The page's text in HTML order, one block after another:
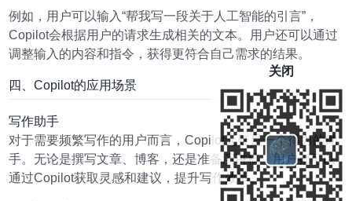
例如，用户可以输入“帮我写一段关于人工智能的引言”，
Copilot会根据用户的请求生成相关的文本。用户还可以通过
调整输入的内容和指令，获得更符合自己需求的结果。
四、Copilot的应用场景
写作助手
对于需要频繁写作的用户而言，Copilot无疑是一个得力的助
手。无论是撰写文章、博客，还是准备演讲稿，用户都可以
通过Copilot获取灵感和建议，提升写作效率。
关闭